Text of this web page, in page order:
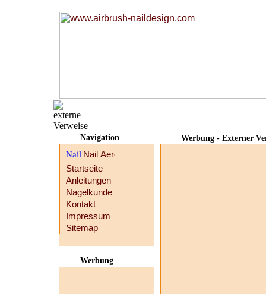
Werbung - Externer
Navigation
Startseite
Anleitungen
Nagelkunde
Kontakt
Impressum
Sitemap
Werbung